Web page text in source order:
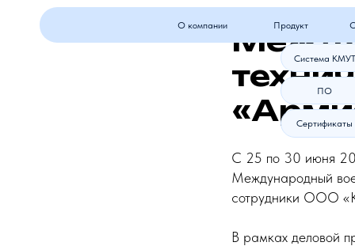
О компании Продукт
Сертификаты
ПО
Система КМУТ
С 25 по 30 июня
Международный
сотрудники ООО
В рамках деловой